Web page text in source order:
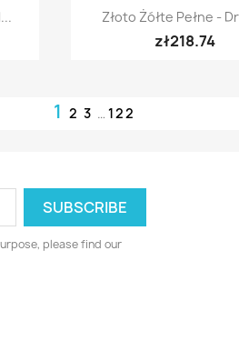
Quick view
Złoto Żółte Pełne -
zł218.74
1 2 3 … 122
please find our